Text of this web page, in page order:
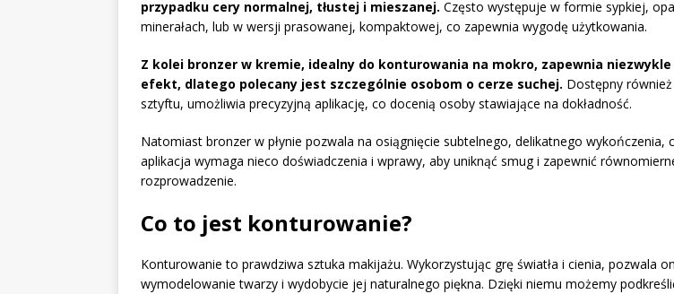
przypadku cery normalnej, tłustej i mieszanej. Często występuje w formie sypkiej,
minerałach, lub w wersji prasowanej, kompaktowej, co zapewnia wygodę użytkowania.
Z kolei bronzer w kremie, idealny do konturowania na mokro, zapewnia
efekt, dlatego polecany jest szczególnie osobom o cerze suchej. Dostępny
sztyftu, umożliwia precyzyjną aplikację, co docenią osoby stawiające na dokładność.
Natomiast bronzer w płynie pozwala na osiągnięcie subtelnego, delikatnego wykończenia,
aplikacja wymaga nieco doświadczenia i wprawy, aby uniknąć smug i zapewnić
rozprowadzenie.
Co to jest konturowanie?
Konturowanie to prawdziwa sztuka makijażu. Wykorzystując grę światła i cienia, pozwala
wymodelowanie twarzy i wydobycie jej naturalnego piękna. Dzięki niemu możemy